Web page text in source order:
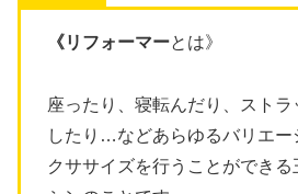
《リフォーマーとは》
座ったり、寝転んだり、スト
したり…などあらゆるバリエー
クササイズを行うことができ